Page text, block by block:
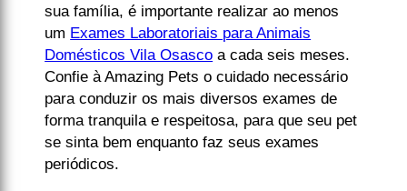
sua família, é importante realizar ao menos
um Exames Laboratoriais para Animais
Domésticos Vila Osasco a cada seis meses.
Confie à Amazing Pets o cuidado necessário
para conduzir os mais diversos exames de
forma tranquila e respeitosa, para que seu pet
se sinta bem enquanto faz seus exames
periódicos.